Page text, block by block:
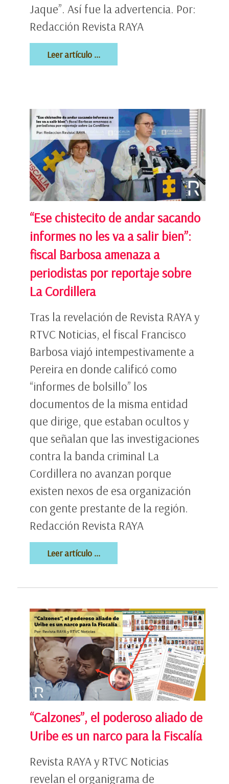
Jaque”. Así fue la advertencia. Por:
Redacción Revista RAYA
Leer artículo ...
“Ese chistecito de andar sacando
informes no les va a salir bien”:
fiscal Barbosa amenaza a
periodistas por reportaje sobre
La Cordillera
Tras la revelación de Revista RAYA y
RTVC Noticias, el fiscal Francisco
Barbosa viajó intempestivamente a
Pereira en donde calificó como
“informes de bolsillo” los
documentos de la misma entidad
que dirige, que estaban ocultos y
que señalan que las investigaciones
contra la banda criminal La
Cordillera no avanzan porque
existen nexos de esa organización
con gente prestante de la región.
Redacción Revista RAYA
Leer artículo ...
“Calzones”, el poderoso aliado de
Uribe es un narco para la Fiscalía
Revista RAYA y RTVC Noticias
revelan el organigrama de